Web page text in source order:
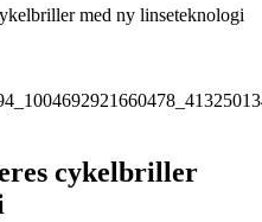
med ny linseteknologi
cykelbriller